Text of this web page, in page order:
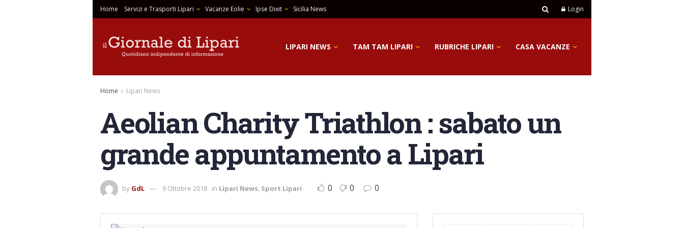
Home Servizi e Trasporti Lipari Vacanze Eolie Ipse Dixit Sicilia News Login
LIPARI NEWS TAM TAM LIPARI RUBRICHE LIPARI CASA VACANZE
Home Lipari News
Aeolian Charity Triathlon : sabato un
grande appuntamento a Lipari
by GdL 9 Ottobre 2018 in Lipari News, Sport Lipari 0 0 0